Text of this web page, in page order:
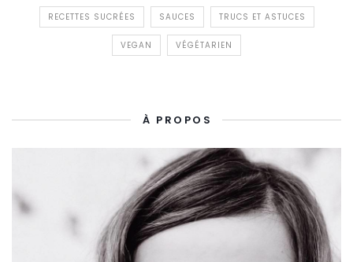
RECETTES SUCRÉES SAUCES TRUCS ET ASTUCES
VEGAN VÉGÉTARIEN
À PROPOS